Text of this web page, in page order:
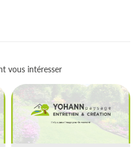
REJOIGNEZ-
vous intéresser